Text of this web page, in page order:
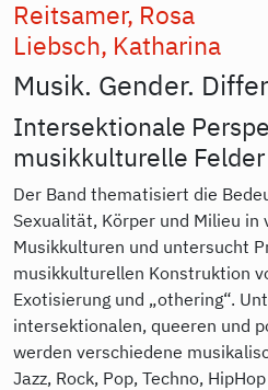
Reitsamer, Rosa
Liebsch, Katharina
Musik. Gender.
Intersektionale
musikkulturelle
Der Band thematisiert die
Sexualität, Körper und Milieu in
Musikkulturen und untersucht
musikkulturellen Konstruktion
Exotisierung und „othering“.
intersektionalen, queeren und
werden verschiedene
Jazz, Rock, Pop, Techno,